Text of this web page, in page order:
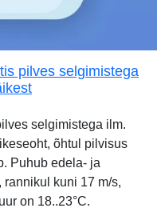
pilves selgimistega
selgimistega ilm.
õhtul pilvisus
Puhub edela- ja
rannikul kuni 17 m/s,
on 18..23°C.